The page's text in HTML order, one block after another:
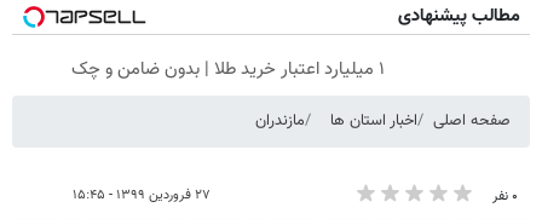
مطالب پیشنهادی
۱ میلیارد اعتبار خرید طلا | بدون ضامن و چک
صفحه اصلی اخبار استان ها مازندران
۰ نفر ۲۷ فروردین ۱۳۹۹ - ۱۵:۴۵